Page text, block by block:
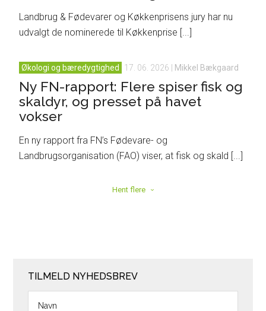
Landbrug & Fødevarer og Køkkenprisens jury har nu
udvalgt de nominerede til Køkkenprise [...]
Økologi og bæredygtighed 17. 06. 2026 Mikkel Bækgaard
Ny FN-rapport: Flere spiser fisk og
skaldyr, og presset på havet
vokser
En ny rapport fra FN’s Fødevare- og
Landbrugsorganisation (FAO) viser, at fisk og skald [...]
Hent flere
TILMELD NYHEDSBREV